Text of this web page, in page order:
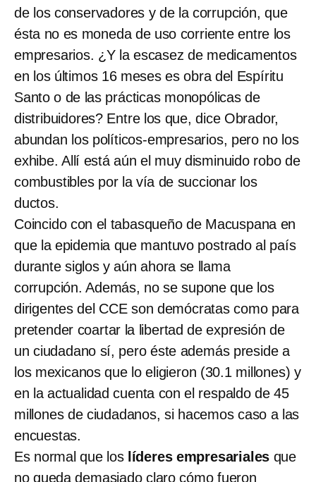
de los conservadores y de la corrupción, que
ésta no es moneda de uso corriente entre los
empresarios. ¿Y la escasez de medicamentos
en los últimos 16 meses es obra del Espíritu
Santo o de las prácticas monopólicas de
distribuidores? Entre los que, dice Obrador,
abundan los políticos-empresarios, pero no los
exhibe. Allí está aún el muy disminuido robo de
combustibles por la vía de succionar los
ductos.
Coincido con el tabasqueño de Macuspana en
que la epidemia que mantuvo postrado al país
durante siglos y aún ahora se llama
corrupción. Además, no se supone que los
dirigentes del CCE son demócratas como para
pretender coartar la libertad de expresión de
un ciudadano sí, pero éste además preside a
los mexicanos que lo eligieron (30.1 millones) y
en la actualidad cuenta con el respaldo de 45
millones de ciudadanos, si hacemos caso a las
encuestas.
Es normal que los líderes empresariales que
no queda demasiado claro cómo fueron